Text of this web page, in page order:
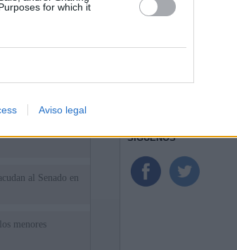
for which it
Aviso legal
a viajeros de
al Senado en
menores
Kiosko.netes la puerta de
Navega por las portadas de
SÍGUENOS